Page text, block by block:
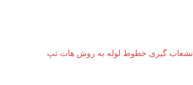
انشعاب گیری خطوط لوله به روش هات تپ